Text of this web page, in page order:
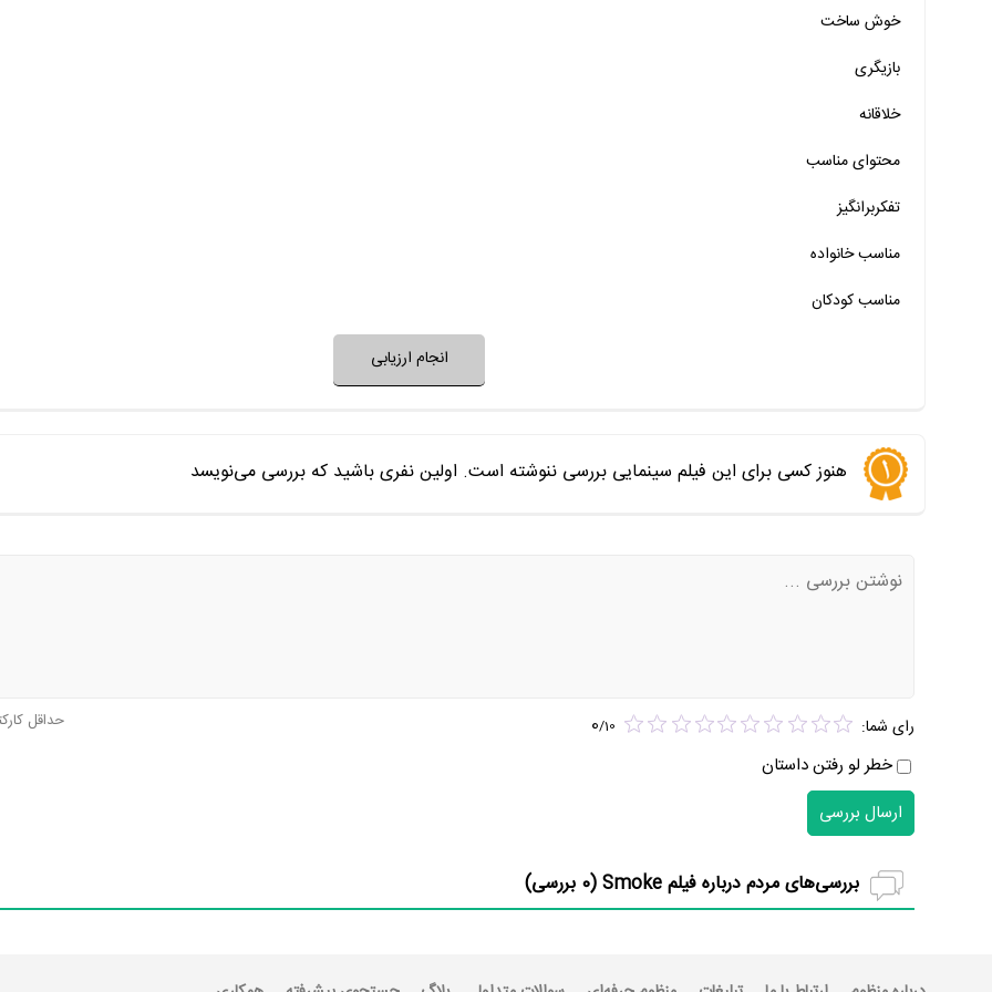
خیر
خیر
خیر
خیر تقریبا
خیر
خیر
خوش ساخت
بازیگری
خلاقانه
محتوای مناسب
تفکربرانگیز
مناسب خانواده‌
مناسب کودکان
انجام ارزیابی
هنوز کسی برای این فیلم سینمایی بررسی ننوشته است. اولین نفری باشید که بررسی می‌نویسد
رای شما: 0/10
خطر لو رفتن داستان
حداقل
ارسال بررسی
بررسی‌های مردم درباره فیلم Smoke ( 0 بررسی)